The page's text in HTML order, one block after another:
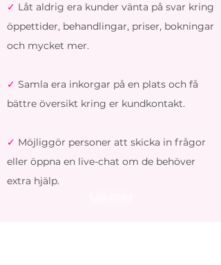
✓ Låt aldrig era kunder vänta på svar kring
öppettider, behandlingar, priser, bokningar
och mycket mer.
✓ Samla era inkorgar på en plats och få
bättre översikt kring er kundkontakt.
✓ Möjliggör personer att skicka in frågor
eller öppna en live-chat om de behöver
extra hjälp.